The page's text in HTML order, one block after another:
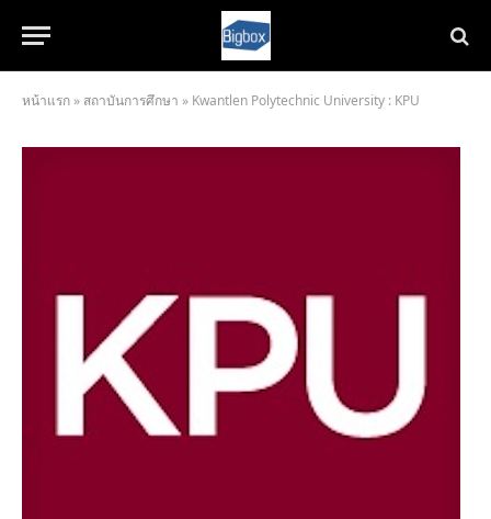
หน้าแรก » สถาบันการศึกษา » Kwantlen Polytechnic University : KPU